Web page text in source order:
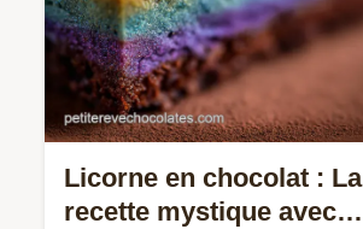
Licorne en chocolat : La
recette mystique avec